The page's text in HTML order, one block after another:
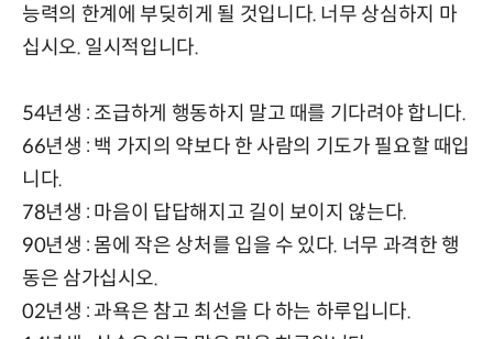
능력의 한계에 부딪히게 될 것입니다. 너무 상심하지 마
십시오. 일시적입니다.
54년생 : 조급하게 행동하지 말고 때를 기다려야 합니다.
66년생 : 백 가지의 약보다 한 사람의 기도가 필요할 때입
니다.
78년생 : 마음이 답답해지고 길이 보이지 않는다.
90년생 : 몸에 작은 상처를 입을 수 있다. 너무 과격한 행
동은 삼가십시오.
02년생 : 과욕은 참고 최선을 다 하는 하루입니다.